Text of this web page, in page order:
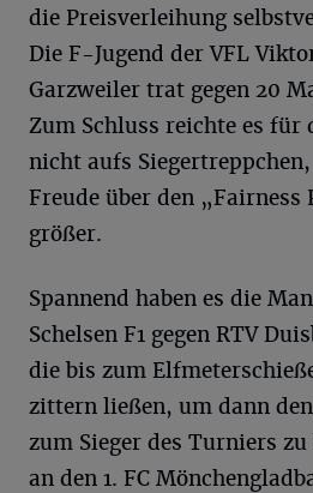
die Preisverleihung
Die F-Jugend der VFL
Garzweiler trat gegen 20
Zum Schluss reichte es für
nicht aufs
Freude über den „Fairness
größer.
Spannend haben es die
Schelsen F1 gegen RTV
die bis zum
zittern ließen, um dann den
zum Sieger des Turniers
an den 1. FC